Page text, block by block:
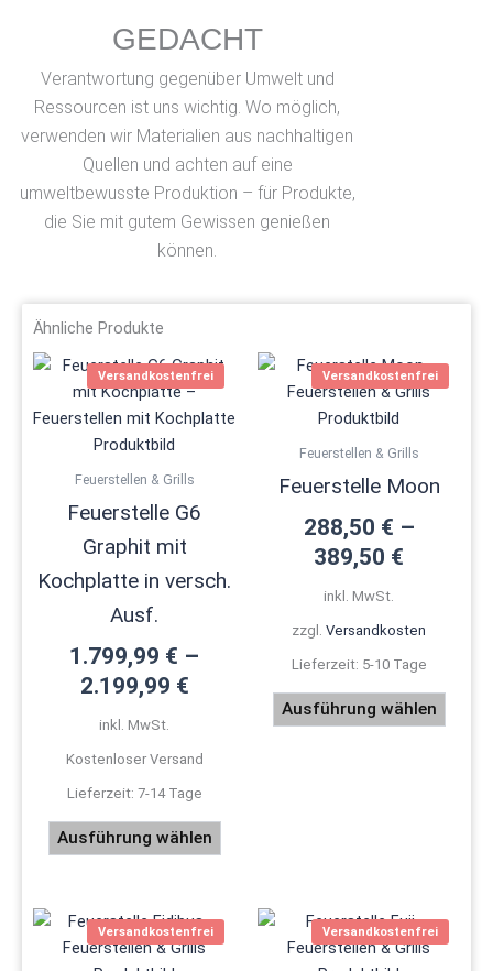
GEDACHT
Verantwortung gegenüber Umwelt und
Ressourcen ist uns wichtig. Wo möglich,
verwenden wir Materialien aus nachhaltigen
Quellen und achten auf eine
umweltbewusste Produktion – für Produkte,
die Sie mit gutem Gewissen genießen
können.
Ähnliche Produkte
Versandkostenfrei
Feuerstellen & Grills
Feuerstelle G6
Graphit mit
Kochplatte in versch.
Ausf.
1.799,99 € –
2.199,99 €
inkl. MwSt.
Kostenloser Versand
Lieferzeit: 7-14 Tage
Ausführung wählen
Dieses
Produkt
weist
können
Produktseite
Versandkostenfrei
Feuerstellen & Grills
Feuerstelle Moon
288,50 € –
389,50 €
inkl. MwSt.
zzgl. Versandkosten
Lieferzeit: 5-10 Tage
Ausführung wählen
Dieses
Versandkostenfrei
Dieses
Produkt
Versandkostenfrei
Dieses